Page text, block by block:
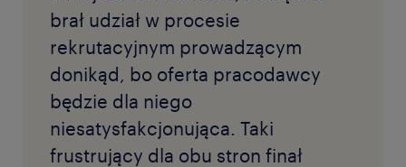
brał udział w procesie
rekrutacyjnym prowadzącym
donikąd, bo oferta pracodawcy
będzie dla niego
niesatysfakcjonująca. Taki
frustrujący dla obu stron finał